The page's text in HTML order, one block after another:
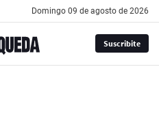
domingo 09 de agosto de 2026
Suscribite